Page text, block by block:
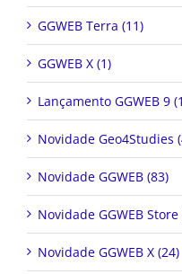
GGWEB Terra (11)
GGWEB X (1)
Lançamento GGWEB 9
Novidade Geo4Studies
Novidade GGWEB (83)
Novidade GGWEB Store
Novidade GGWEB X (24)